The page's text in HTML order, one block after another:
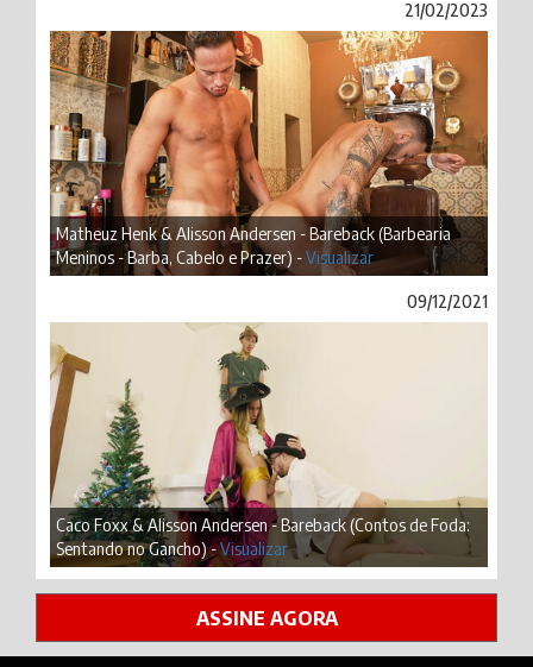
21/02/2023
Matheuz Henk & Alisson Andersen - Bareback (Barbearia
Meninos - Barba, Cabelo e Prazer) -Visualizar
09/12/2021
Caco Foxx & Alisson Andersen - Bareback (Contos de Foda:
Sentando no Gancho) -Visualizar
ASSINE AGORA